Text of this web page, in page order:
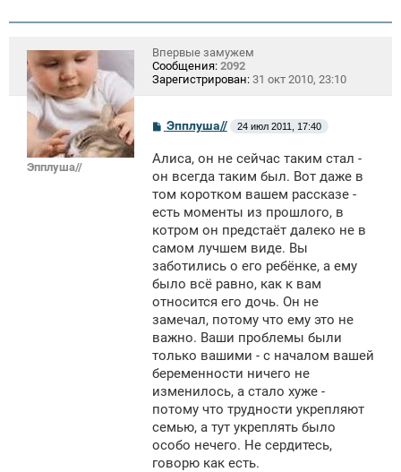
Эпплуша//
Впервые замужем
Сообщения: 2092
Зарегистрирован: 31 окт 2010, 23:10
С
о
б
щ
н
и
Эпплуша// 24 июл 2011, 17:40
Алиса, он не сейчас таким стал -
он всегда таким был. Вот даже в
том коротком вашем рассказе -
есть моменты из прошлого, в
котром он предстаёт далеко не в
самом лучшем виде. Вы
заботились о его ребёнке, а ему
было всё равно, как к вам
относится его дочь. Он не
замечал, потому что ему это не
важно. Ваши проблемы были
только вашими - с началом вашей
беременности ничего не
изменилось, а стало хуже -
потому что трудности укрепляют
семью, а тут укреплять было
особо нечего. Не сердитесь,
говорю как есть.